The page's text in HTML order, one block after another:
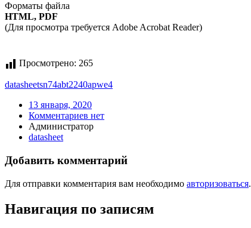
Форматы файла
HTML, PDF
(Для просмотра требуется Adobe Acrobat Reader)
Просмотрено: 265
datasheetsn74abt2240apwe4
13 января, 2020
Комментариев нет
Администратор
datasheet
Добавить комментарий
Для отправки комментария вам необходимо авторизоваться.
Навигация по записям